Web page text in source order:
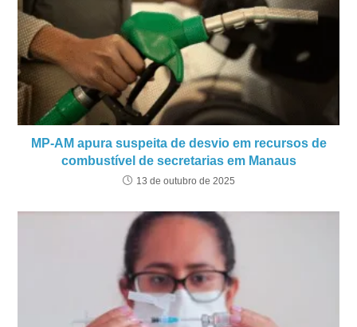
MP-AM apura suspeita de desvio em recursos de
combustível de secretarias em Manaus
13 de outubro de 2025